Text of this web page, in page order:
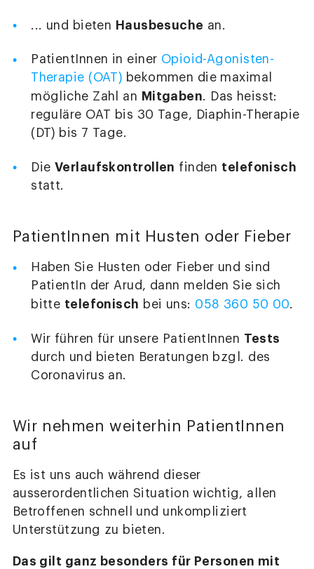
... und bieten Hausbesuche an.
PatientInnen in einer Opioid-Agonisten-
Therapie (OAT) bekommen die maximal
mögliche Zahl an Mitgaben. Das heisst:
reguläre OAT bis 30 Tage, Diaphin-Therapie
(DT) bis 7 Tage.
Die Verlaufskontrollen finden telefonisch
statt.
PatientInnen mit Husten oder Fieber
Haben Sie Husten oder Fieber und sind
PatientIn der Arud, dann melden Sie sich
bitte telefonisch bei uns: 058 360 50 00.
Wir führen für unsere PatientInnen Tests
durch und bieten Beratungen bzgl. des
Coronavirus an.
Wir nehmen weiterhin PatientInnen
auf
Es ist uns auch während dieser
ausserordentlichen Situation wichtig, allen
Betroffenen schnell und unkompliziert
Unterstützung zu bieten.
Das gilt ganz besonders für Personen mit